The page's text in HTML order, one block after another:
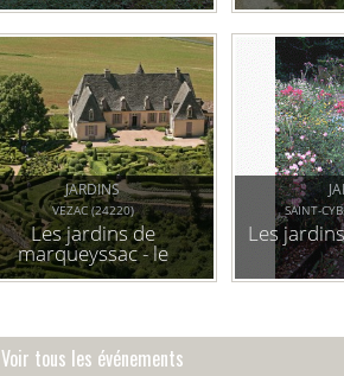
JARDINS
VEZAC (24220)
Les jardins de
marqueyssac - le
belvédère de la
SAINT-
Les
Voir tous les événements